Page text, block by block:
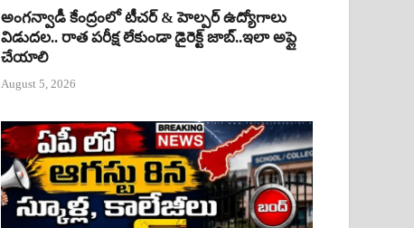
అంగన్వాడీ కేంద్రంలో టీచర్ & హెల్పర్ ఉద్యోగాలు
విడుదల.. రాత పరీక్ష లేకుండా డైరెక్ట్ జాబ్..ఇలా అప్లై
చేయాలి
August 5, 2026